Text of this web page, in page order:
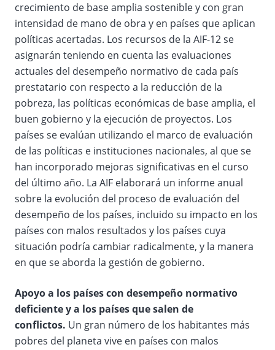
crecimiento de base amplia sostenible y con gran
intensidad de mano de obra y en países que aplican
políticas acertadas. Los recursos de la AIF-12 se
asignarán teniendo en cuenta las evaluaciones
actuales del desempeño normativo de cada país
prestatario con respecto a la reducción de la
pobreza, las políticas económicas de base amplia, el
buen gobierno y la ejecución de proyectos. Los
países se evalúan utilizando el marco de evaluación
de las políticas e instituciones nacionales, al que se
han incorporado mejoras significativas en el curso
del último año. La AIF elaborará un informe anual
sobre la evolución del proceso de evaluación del
desempeño de los países, incluido su impacto en los
países con malos resultados y los países cuya
situación podría cambiar radicalmente, y la manera
en que se aborda la gestión de gobierno.
Apoyo a los países con desempeño normativo
deficiente y a los países que salen de
conflictos. Un gran número de los habitantes más
pobres del planeta vive en países con malos